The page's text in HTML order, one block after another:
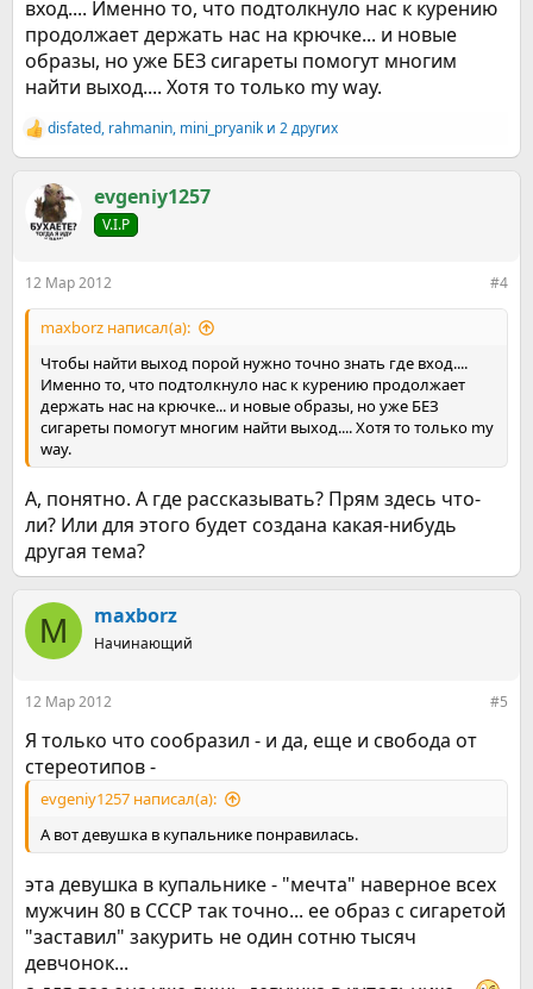
вход.... Именно то, что подтолкнуло нас к курению
продолжает держать нас на крючке... и новые
образы, но уже БЕЗ сигареты помогут многим
найти выход.... Хотя то только my way.
Р
е
и
disfated, rahmanin, mini_pryanik и 2 других
evgeniy1257
V.I.P
12 Мар 2012 #4
maxborz написал(а):
Чтобы найти выход порой нужно точно знать где вход....
Именно то, что подтолкнуло нас к курению продолжает
держать нас на крючке... и новые образы, но уже БЕЗ
сигареты помогут многим найти выход.... Хотя то только my
way.
А, понятно. А где рассказывать? Прям здесь что-
ли? Или для этого будет создана какая-нибудь
другая тема?
M maxborz
Начинающий
12 Мар 2012 #5
Я только что сообразил - и да, еще и свобода от
стереотипов -
evgeniy1257 написал(а):
А вот девушка в купальнике понравилась.
эта девушка в купальнике - "мечта" наверное всех
мужчин 80 в СССР так точно... ее образ с сигаретой
"заставил" закурить не один сотню тысяч
девчонок...